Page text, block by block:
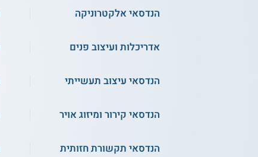
הנדסאי אלקטרוניקה
אדריכלות ועיצוב פנים
הנדסאי עיצוב תעשייתי
הנדסאי קירור ומיזוג אויר
הנדסאי תקשורת חזותית